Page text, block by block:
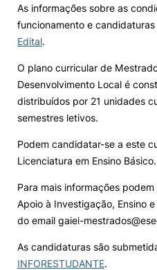
As informações sobre as
funcionamento e
Edital.
O plano curricular de
Desenvolvimento Local é
distribuídos por 21 unidades
semestres letivos.
Podem candidatar-se a este
Licenciatura em Ensino Básico.
Para mais informações
Apoio à Investigação, Ensino
do email gaiei-
As candidaturas são
INFORESTUDANTE.